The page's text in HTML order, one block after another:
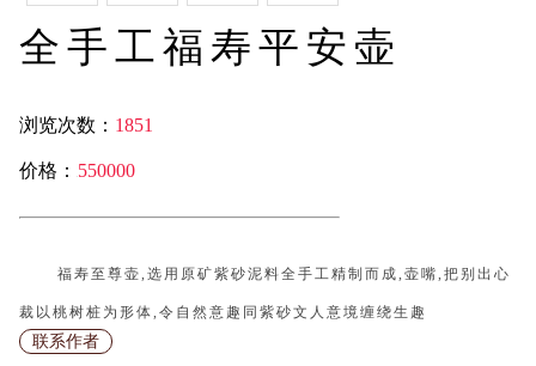
全手工福寿平安壶
浏览次数： 1851
价格： 550000
福寿至尊壶,选用原矿紫砂泥料全手工精制而成,壶嘴,把别出心
裁以桃树桩为形体,令自然意趣同紫砂文人意境缠绕生趣
联系作者